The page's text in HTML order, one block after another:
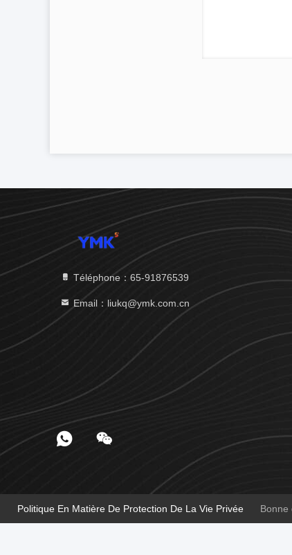
Téléphone：65-91876539
Email：liukq@ymk.com.cn
Politique En Matière De Protection De La Vie Privée Bonne